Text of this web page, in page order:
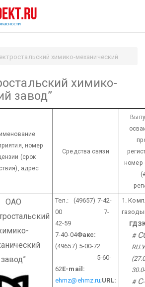
химико-механический
химико-
завод”
номер
(срок
адрес
Средства связи
номер
ОАО
завод”
Тел.: (49657) 7-42-
00 7-
42-59
7-40-04Факс:
(49657) 5-00-72
5-60-
62E-mail:
ehmz@ehmz.ru;URL:
1.
#
#С-